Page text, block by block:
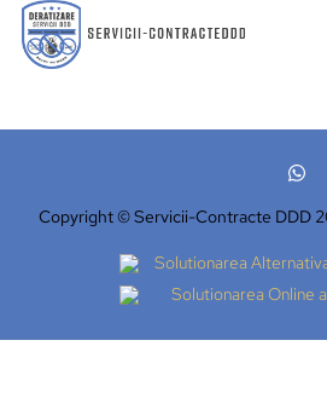
Copyright © Servicii-Contracte DDD